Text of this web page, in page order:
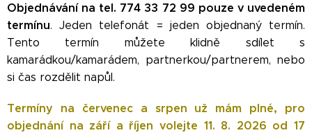
Objednávání na tel. 774 33 72 99 pouze v uvedeném
termínu. Jeden telefonát = jeden objednaný termín.
Tento termín můžete klidně sdílet s
kamarádkou/kamarádem, partnerkou/partnerem, nebo
si čas rozdělit napůl.
Termíny na červenec a srpen už mám plné, pro
objednání na září a říjen volejte 11. 8. 2026 od 17